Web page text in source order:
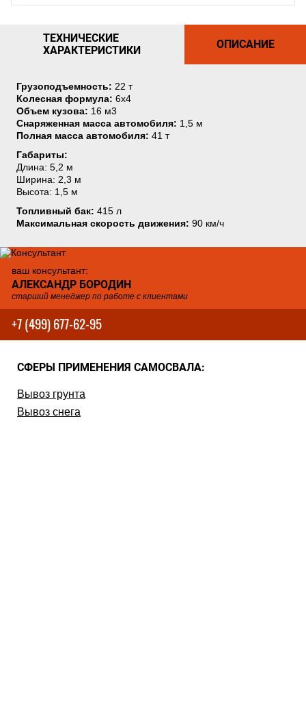
ТЕХНИЧЕСКИЕ
ХАРАКТЕРИСТИКИ
ОПИСАНИЕ
Грузоподъемность: 22 т
Колесная формула: 6х4
Объем кузова: 16 м3
Снаряженная масса автомобиля: 1,5 м
Полная масса автомобиля: 41 т
Габариты:
Длина: 5,2 м
Ширина: 2,3 м
Высота: 1,5 м
Топливный бак: 415 л
Максимальная скорость движения: 90 км/ч
ваш консультант:
АЛЕКСАНДР БОРОДИН
старший менеджер по работе с клиентами
+7 (499) 677-62-95
СФЕРЫ ПРИМЕНЕНИЯ САМОСВАЛА:
Вывоз грунта
Вывоз снега